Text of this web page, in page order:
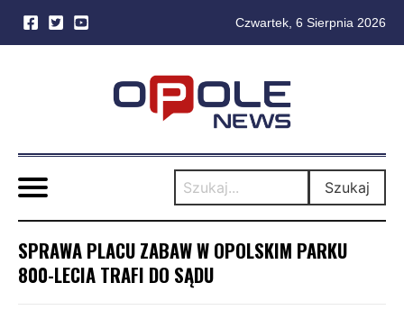
Czwartek, 6 Sierpnia 2026
Szukaj
SPRAWA PLACU ZABAW W OPOLSKIM PARKU
800-LECIA TRAFI DO SĄDU